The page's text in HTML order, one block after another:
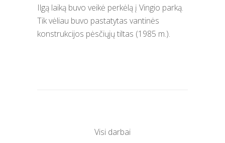
Ilgą laiką buvo veikė perkėlą į Vingio parką.
Tik vėliau buvo pastatytas vantinės
konstrukcijos pėsčiųjų tiltas (1985 m.).
Visi darbai